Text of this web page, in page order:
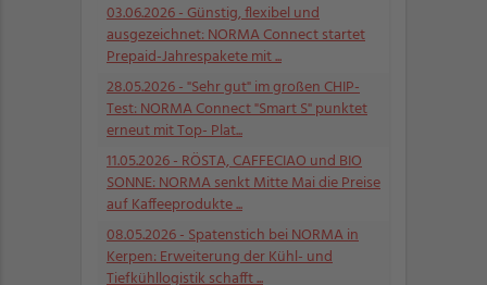
03.06.2026- Günstig, flexibel und
ausgezeichnet: NORMA Connect startet
Prepaid-Jahrespakete mit ...
28.05.2026- "Sehr gut" im großen CHIP-
Test: NORMA Connect "Smart S" punktet
erneut mit Top- Plat...
11.05.2026- RÖSTA, CAFFECIAO und BIO
SONNE: NORMA senkt Mitte Mai die Preise
auf Kaffeeprodukte ...
08.05.2026- Spatenstich bei NORMA in
Kerpen: Erweiterung der Kühl- und
Tiefkühllogistik schafft ...